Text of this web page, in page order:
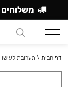
דף הבית \ תערובת לעישון
משלוחים